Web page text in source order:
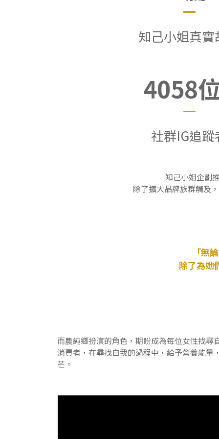
知己小姐真實
4058
社群IG追蹤
知己小姐企劃
除了擴大品牌族群觸及
「無
除了為她
而農純鄉扮演的角色，期盼成為每位女性找
消費者，在尋找自我的過程中，給予營養能
芒。